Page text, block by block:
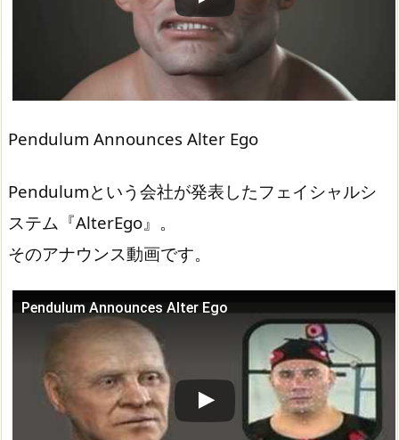
Pendulum Announces Alter Ego
Pendulumという会社が発表したフェイシャルシ
ステム『AlterEgo』。
そのアナウンス動画です。
Pendulum Announces Alter Ego
この動画を YouTube で視聴